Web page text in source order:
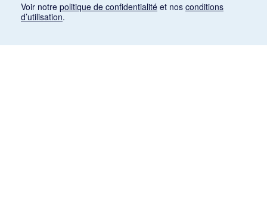
Voir notre politique de confidentialité et nos conditions
d’utilisation.